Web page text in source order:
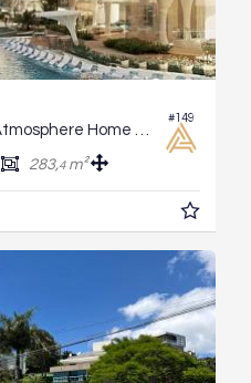
#149
Apartamento no Edifício Atmosphere Home Spa By Versace
283,4m²